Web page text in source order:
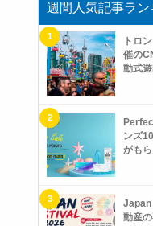
週間人気記事ラン
トロ
催の
動式
ンズ
がも
Japan
動産